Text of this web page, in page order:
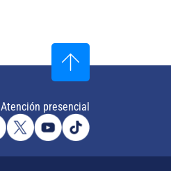
Atención presencial